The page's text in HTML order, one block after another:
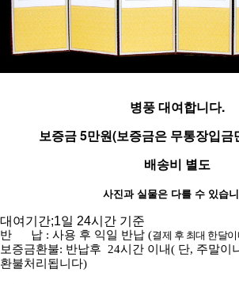
병풍 대여합니다.
보증금 5만원(보증금은 무통장입금
배송비 별도
사진과 실물은 다를 수 있습
대여기간;1일 24시간 기준
반 납 : 사용 후 익일 반납 (결제 후 최대 한달
보증금환불: 반납후 24시간 이내( 단, 주말이
환불처리됩니다).